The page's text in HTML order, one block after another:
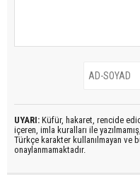
UYARI: Küfür, hakaret, rencide
içeren, imla kuralları ile yazılmamış,
Türkçe karakter kullanılmayan ve
onaylanmamaktadır.